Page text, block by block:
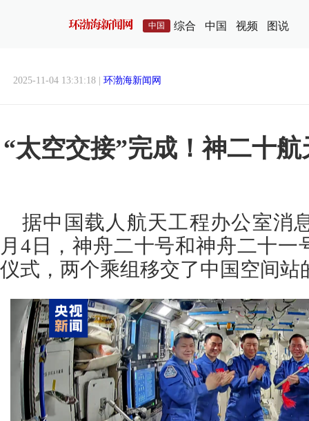
中国 综合 中国 视频 图说
2025-11-04 13:31:18 | 环渤海新闻网
“太空交接”完成！神二十
据中国载人航天工程办公室消
月4日，神舟二十号和神舟二十一
仪式，两个乘组移交了中国空间站